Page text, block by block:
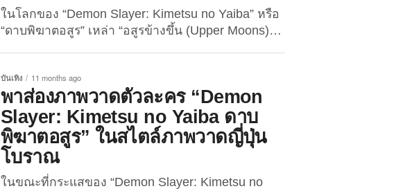
ในโลกของ “Demon Slayer: Kimetsu no Yaiba” หรือ
“ดาบพิฆาตอสูร” เหล่า “อสูรข้างขึ้น (Upper Moons)”
กำจัดเหล่าอสูรให้สิ้นซาก แต่เพื่อน ๆ เคยคิดเล่น ๆ มั้ย
ว่า… จะเกิดอะไรขึ้นหากสองฝ่ายนี้ “สลับบทบาท” กัน?
...
บันเทิง 11 months ago
พาส่องภาพวาดตัวละคร “Demon
Slayer: Kimetsu no Yaiba ดาบ
พิฆาตอสูร” ในสไตล์ภาพวาดญี่ปุ่น
โบราณ
ในขณะที่กระแสของ “Demon Slayer: Kimetsu no